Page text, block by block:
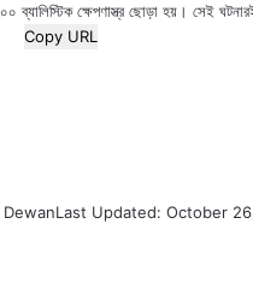
ব্যালিস্টিক ক্ষেপণাস্ত্র ছোড়া হয়। সেই
Copy URL
DewanLast Updated: October